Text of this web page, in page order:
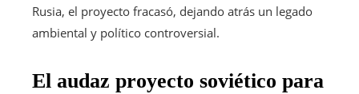
Rusia, el proyecto fracasó, dejando atrás un legado
ambiental y político controversial.
El audaz proyecto soviético para